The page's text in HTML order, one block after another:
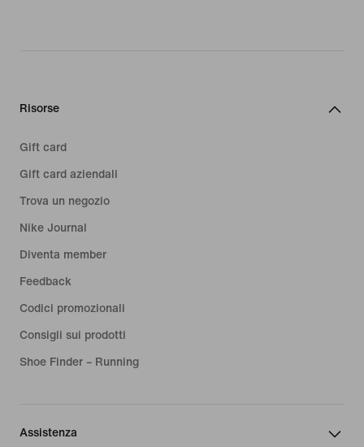
Risorse
Gift card
Gift card aziendali
Trova un negozio
Nike Journal
Diventa member
Feedback
Codici promozionali
Consigli sui prodotti
Shoe Finder – Running
Assistenza